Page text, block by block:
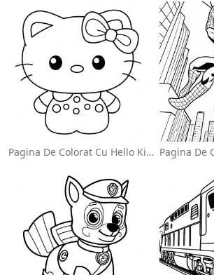
Pagina De Colorat Cu Hello Kitty Drăguță Cu Fundiță